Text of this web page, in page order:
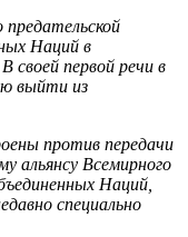
предательской
Наций в
своей первой речи в
выйти из
против передачи
альянсу Всемирного
Наций,
специально